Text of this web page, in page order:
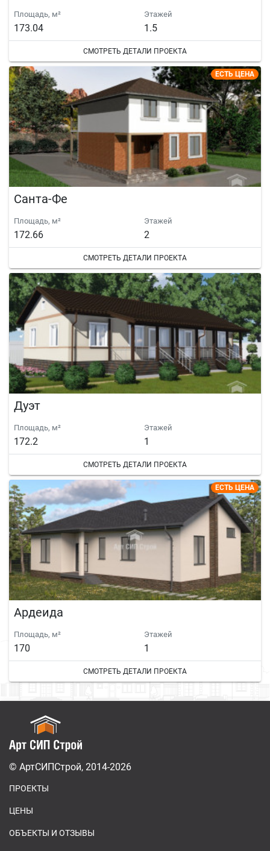
Площадь, м²
173.04
Этажей
1.5
СМОТРЕТЬ ДЕТАЛИ ПРОЕКТА
ЕСТЬ ЦЕНА
Санта-Фе
Площадь, м²
172.66
Этажей
2
СМОТРЕТЬ ДЕТАЛИ ПРОЕКТА
Дуэт
Площадь, м²
172.2
Этажей
1
СМОТРЕТЬ ДЕТАЛИ ПРОЕКТА
ЕСТЬ ЦЕНА
Ардеида
Площадь, м²
170
Этажей
1
СМОТРЕТЬ ДЕТАЛИ ПРОЕКТА
© АртСИПСтрой, 2014-2026
ПРОЕКТЫ
ЦЕНЫ
ОБЪЕКТЫ И ОТЗЫВЫ